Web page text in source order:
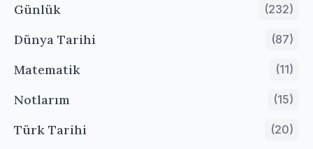
Günlük (232)
Dünya Tarihi (87)
Matematik (11)
Notlarım (15)
Türk Tarihi (20)